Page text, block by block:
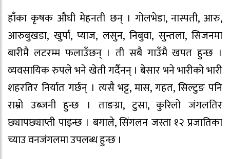
हाँका कृषक औघी मेहनती छन् । गोलभेडा, नास्पती, आरु,
आरुबुखडा, खुर्पा, प्याज, लसुन, निबुवा, सुन्तला, सिजनमा
बारीमै लटरम्म फलाउँछन् । ती सबै गाउँमै खपत हुन्छ ।
व्यवसायिक रुपले भने खेती गर्दैनन् । बेसार भने भारीको भारी
शहरतिर निर्यात गर्छन् । त्यसै भट्ट, मास, गहत, सिल्टुङ पनि
राम्रो उब्जनी हुन्छ । ताङग्रा, टुसा, कुरिलो जंगलतिर
छ्यापछ्याप्ती पाइन्छ । बगाले, सिंगलन जस्ता १२ प्रजातिका
च्याउ वनजंगलमा उपलब्ध हुन्छ ।